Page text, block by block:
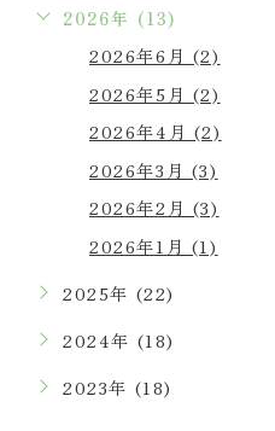
2026年 (13)
2026年6月 (2)
2026年5月 (2)
2026年4月 (2)
2026年3月 (3)
2026年2月 (3)
2026年1月 (1)
2025年 (22)
2024年 (18)
2023年 (18)